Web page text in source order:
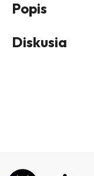
Popis
Diskusia